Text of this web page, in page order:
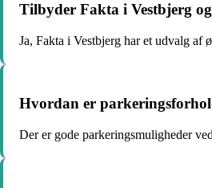
Tilbyder Fakta i Vestbjerg
Ja, Fakta i Vestbjerg har et udvalg af
Hvordan er
Der er gode parkeringsmuligheder